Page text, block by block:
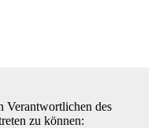
Verantwortlichen des
zu können: